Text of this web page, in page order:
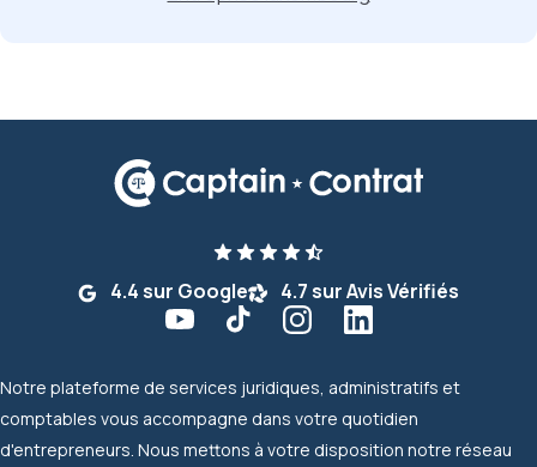
4.4 sur Google 4.7 sur Avis Vérifiés
Notre plateforme de services juridiques, administratifs et
comptables vous accompagne dans votre quotidien
d'entrepreneurs. Nous mettons à votre disposition notre réseau